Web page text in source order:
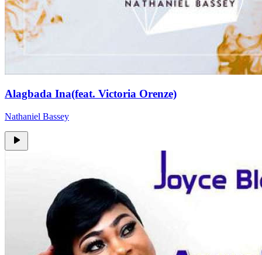
Alagbada Ina(feat. Victoria Orenze)
Nathaniel Bassey